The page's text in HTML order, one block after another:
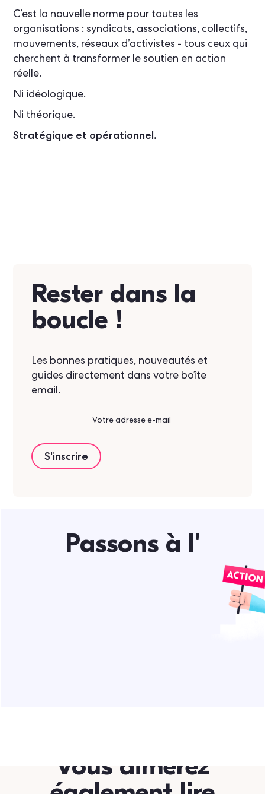
C’est la nouvelle norme pour toutes les
organisations : syndicats, associations, collectifs,
mouvements, réseaux d’activistes - tous ceux qui
cherchent à transformer le soutien en action
réelle.
Ni idéologique.
Ni théorique.
Stratégique et opérationnel.
Rester dans la
boucle !
Les bonnes pratiques, nouveautés et
guides directement dans votre boîte
email.
Passons à l'
Vous aimerez